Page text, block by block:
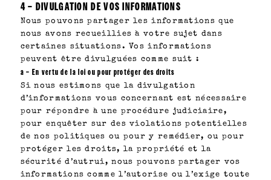
4 – DIVULGATION DE VOS INFORMATIONS
Nous pouvons partager les informations que
nous avons recueillies à votre sujet dans
certaines situations. Vos informations
peuvent être divulguées comme suit :
a – En vertu de la loi ou pour protéger des droits
Si nous estimons que la divulgation
d’informations vous concernant est nécessaire
pour répondre à une procédure judiciaire,
pour enquêter sur des violations potentielles
de nos politiques ou pour y remédier, ou pour
protéger les droits, la propriété et la
sécurité d’autrui, nous pouvons partager vos
informations comme l’autorise ou l’exige toute